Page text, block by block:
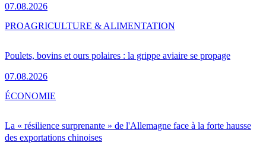
07.08.2026
Poulets, bovins et ours polaires : la grippe aviaire se propage
07.08.2026
PROAGRICULTURE & ALIMENTATION
La « résilience surprenante » de l'Allemagne face à la forte hausse
des exportations chinoises
ÉCONOMIE